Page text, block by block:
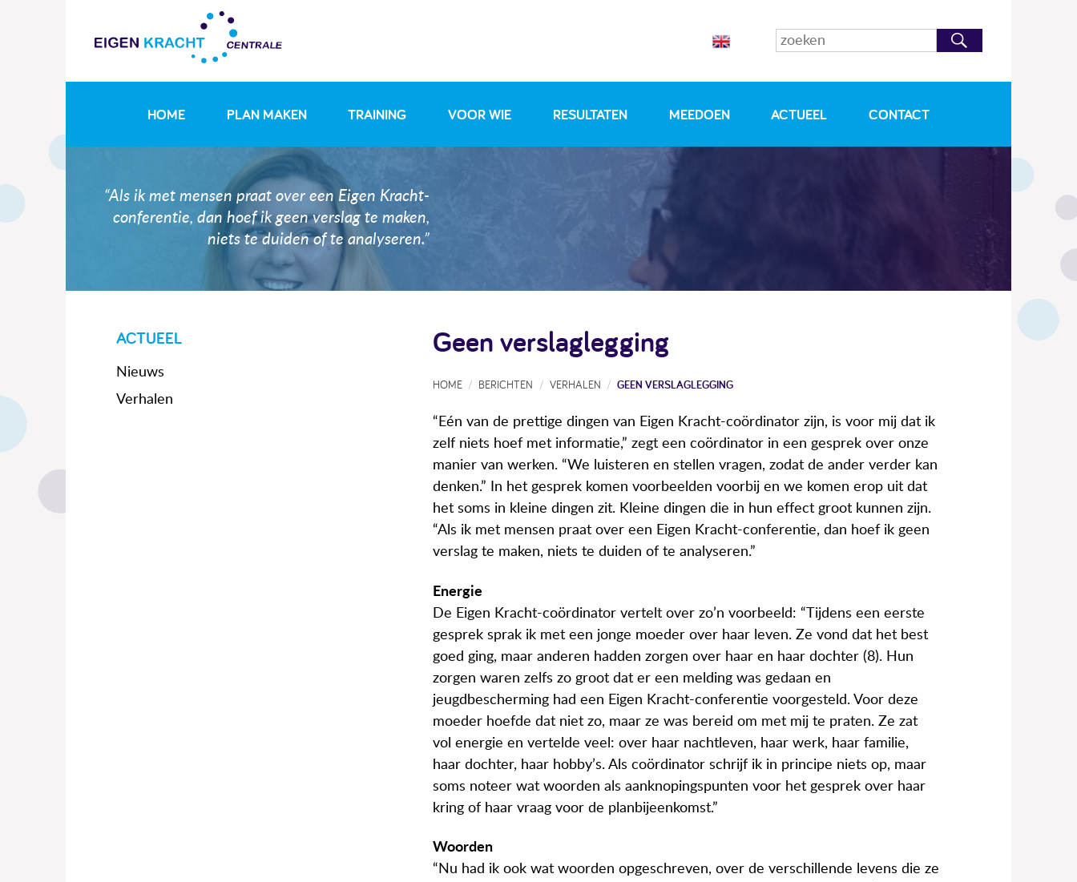
HOME PLAN MAKEN TRAINING VOOR WIE RESULTATEN MEEDOEN ACTUEEL CONTACT
“Als ik met mensen praat over een Eigen Kracht-
conferentie, dan hoef ik geen verslag te maken,
niets te duiden of te analyseren.”
ACTUEEL
Nieuws
Verhalen
Geen verslaglegging
HOME BERICHTEN VERHALEN GEEN VERSLAGLEGGING
“Eén van de prettige dingen van Eigen Kracht-coördinator zijn, is voor mij dat ik
zelf niets hoef met informatie,” zegt een coördinator in een gesprek over onze
manier van werken. “We luisteren en stellen vragen, zodat de ander verder kan
denken.” In het gesprek komen voorbeelden voorbij en we komen erop uit dat
het soms in kleine dingen zit. Kleine dingen die in hun effect groot kunnen zijn.
“Als ik met mensen praat over een Eigen Kracht-conferentie, dan hoef ik geen
verslag te maken, niets te duiden of te analyseren.”
Energie
De Eigen Kracht-coördinator vertelt over zo’n voorbeeld: “Tijdens een eerste
gesprek sprak ik met een jonge moeder over haar leven. Ze vond dat het best
goed ging, maar anderen hadden zorgen over haar en haar dochter (8). Hun
zorgen waren zelfs zo groot dat er een melding was gedaan en
jeugdbescherming had een Eigen Kracht-conferentie voorgesteld. Voor deze
moeder hoefde dat niet zo, maar ze was bereid om met mij te praten. Ze zat
vol energie en vertelde veel: over haar nachtleven, haar werk, haar familie,
haar dochter, haar hobby’s. Als coördinator schrijf ik in principe niets op, maar
soms noteer wat woorden als aanknopingspunten voor het gesprek over haar
kring of haar vraag voor de planbijeenkomst.”
Woorden
“Nu had ik ook wat woorden opgeschreven, over de verschillende levens die ze